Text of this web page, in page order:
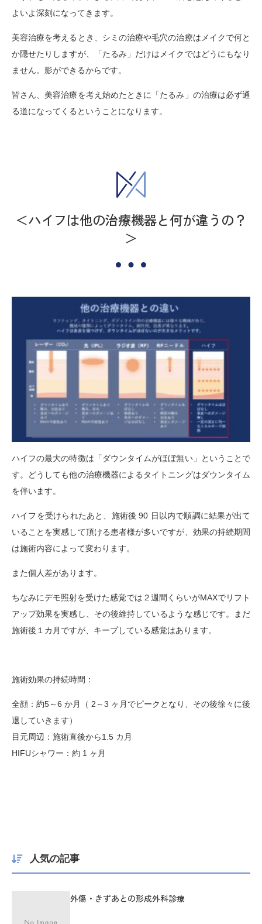
よいよ深刻になってきます。
美容治療を考えるとき、シミの治療や毛穴の治療はメイクで何と
か隠せたりしますが、「たるみ」だけはメイクではどうにもなり
ません。影ができるからです。
皆さん、美容治療を考え始めたときに「たるみ」の治療は必ず通
る道になってくるということになります。
＜ハイフは他の治療機器と何が違うの？
＞
ハイフの最大の特徴は「ダウンタイムがほぼ無い」ということで
す。どうしても他の治療機器によるタイトニングはダウンタイム
を伴います。
ハイフを受けられたあと、施術後 90 日以内で順調に結果が出て
いることを実感して頂ける患者様が多いですが、効果の持続期間
は施術内容によって変わります。
また個人差があります。
ちなみにデモ照射を受けた感覚では２週間くらいがMAXでリフト
アップ効果を実感し、その後維持しているような感じです。まだ
施術後１カ月ですが、キープしている感覚はあります。
施術効果の持続時間：
全顔：約5～6 か月（ 2～3 ヶ月でピークとなり、その後徐々に後
退していきます）
目元周辺：施術直後から1.5 カ月
HIFUシャワー：約 1 ヶ月
人気の記事
外傷・きずあとの形成外科診療